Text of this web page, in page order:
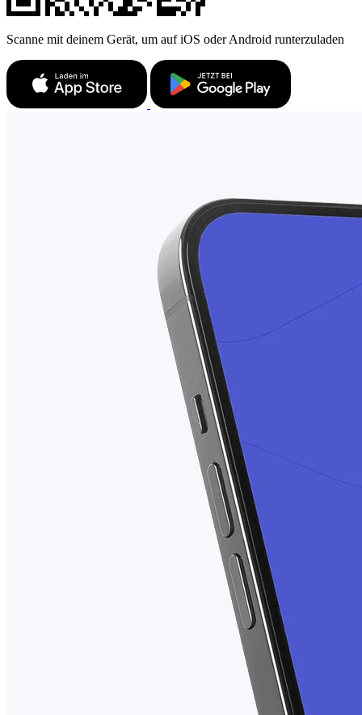
Scanne mit deinem Gerät, um auf iOS oder Android runterzuladen